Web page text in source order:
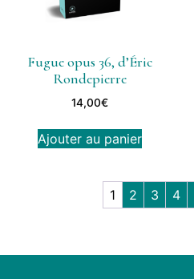
Fugue opus 36, d’Éric
Rondepierre
14,00€
Ajouter au panier
1 2 3 4